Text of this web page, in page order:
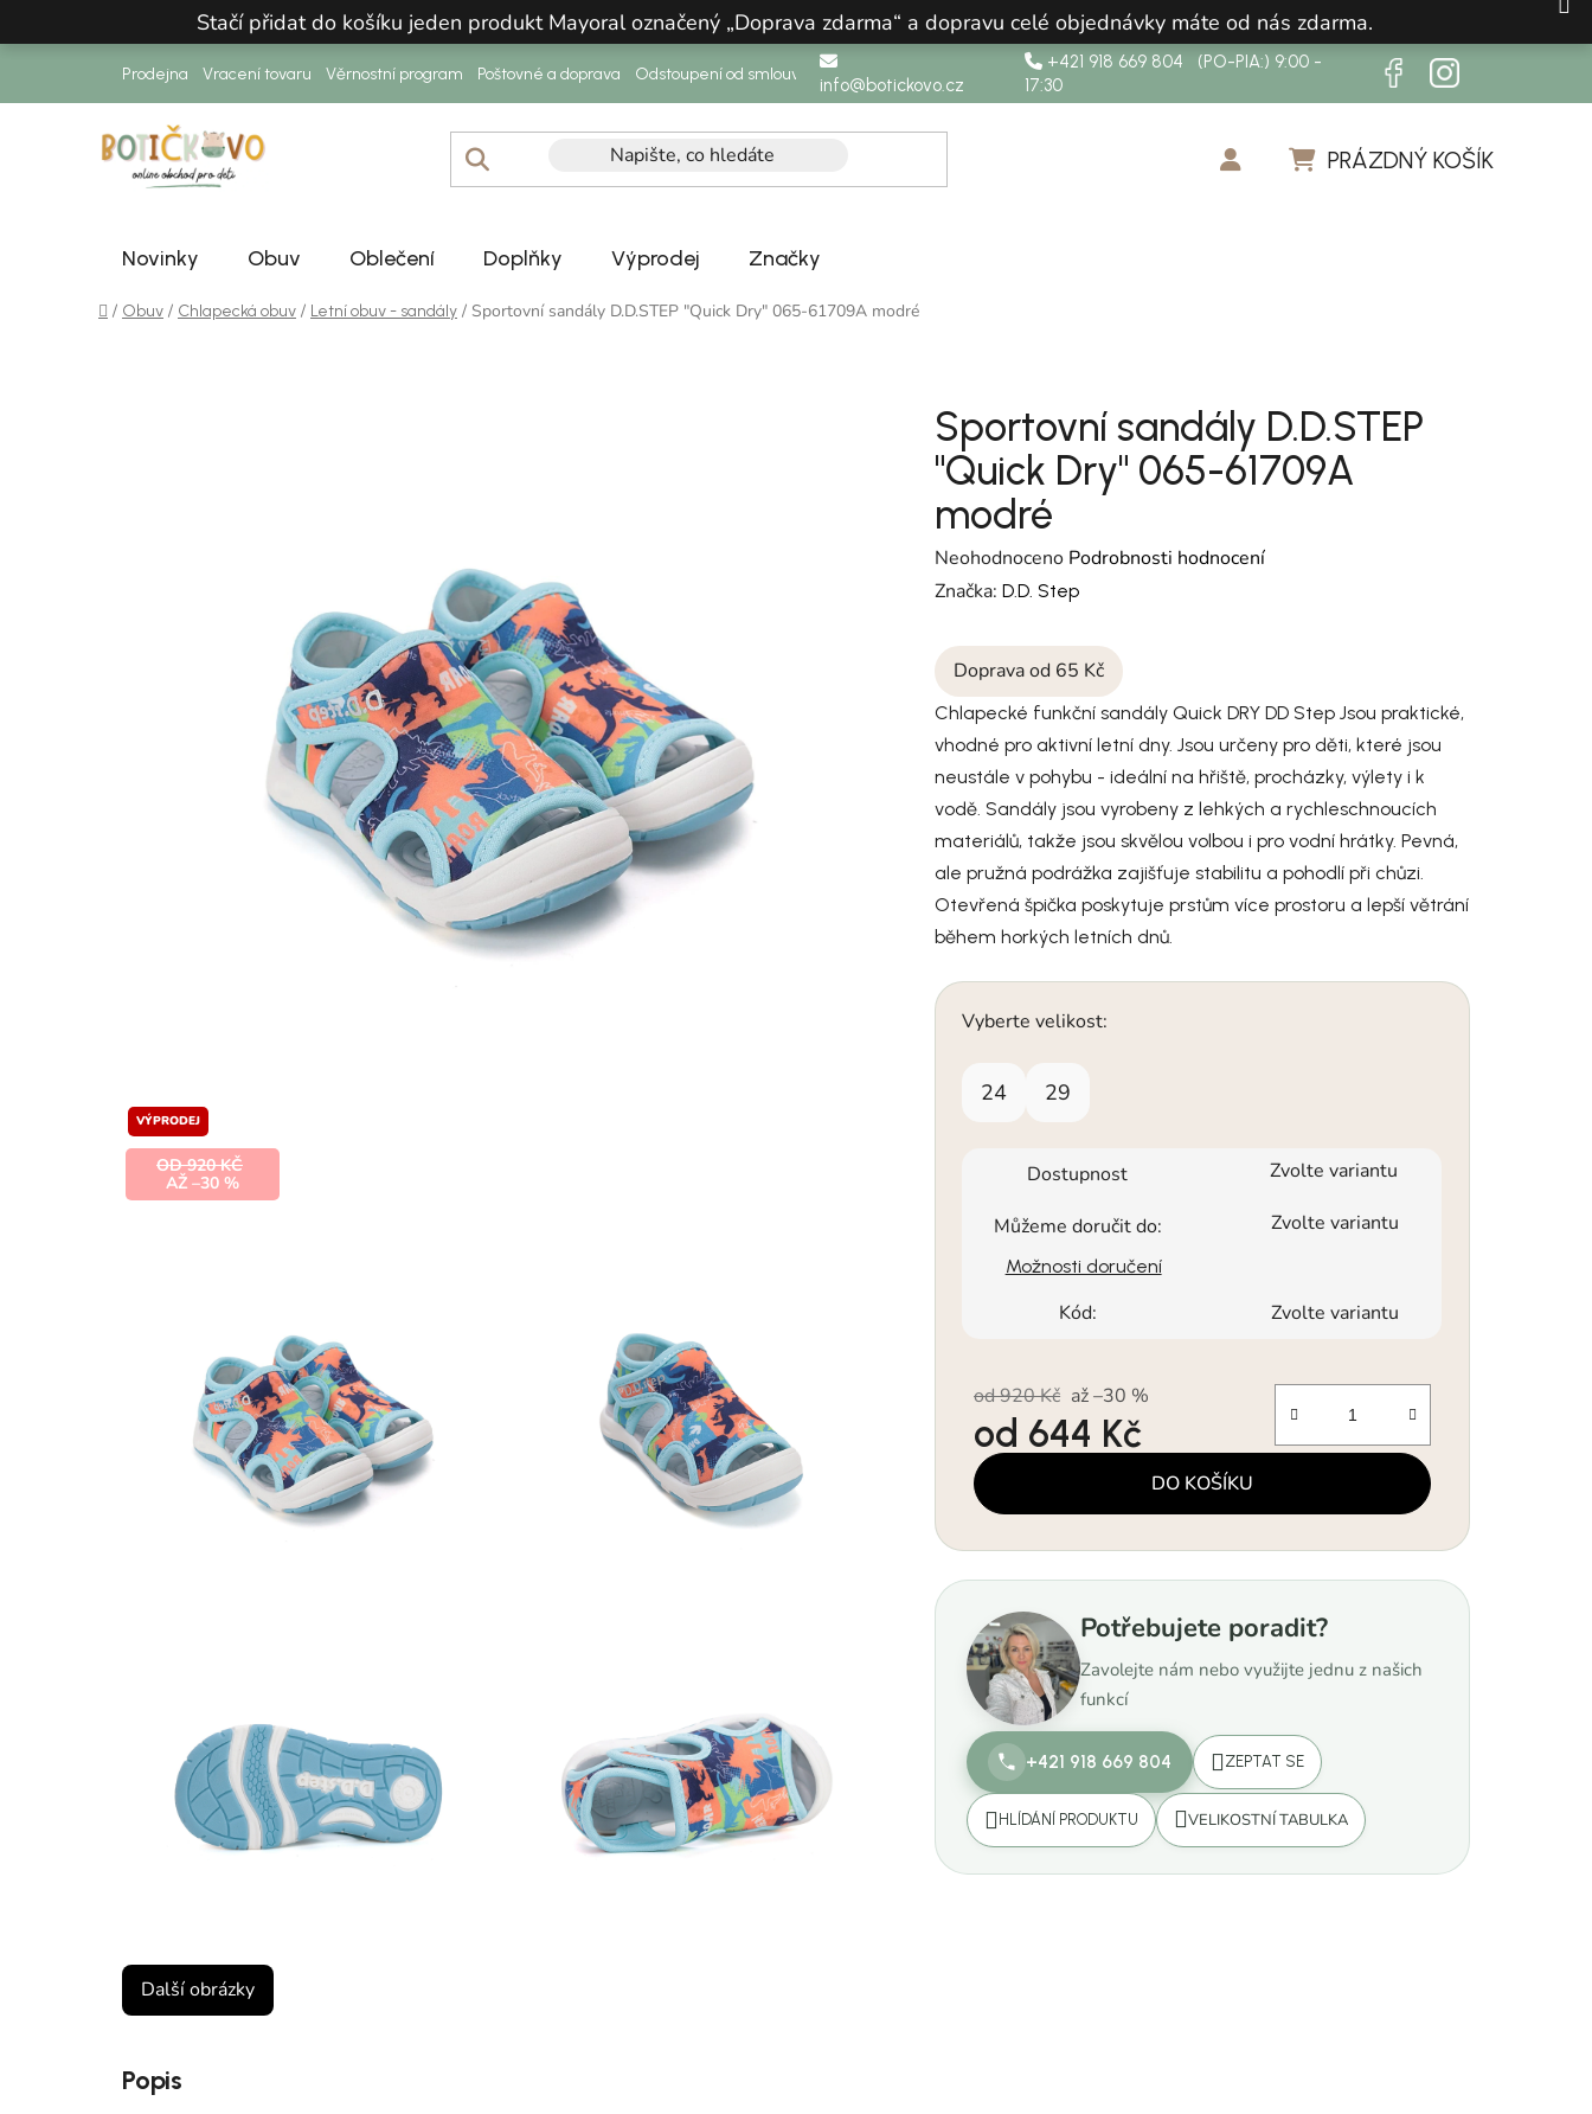
Stačí přidat do košíku jeden produkt Mayoral označený „Doprava zdarma“ a dopravu celé objednávky máte od nás zdarma.
Prodejna Vracení tovaru Věrnostní program Poštovné a doprava Odstoupení od smlouvy info@botickovo.cz
+421 918 669 804 (PO-PIA:) 9:00 -
17:30
PRÁZDNÝ KOŠÍK
Novinky Obuv Oblečení Doplňky Výprodej Značky
Domů
/ Obuv / Chlapecká obuv / Letní obuv - sandály / Sportovní sandály D.D.STEP "Quick Dry" 065-61709A modré
Sportovní sandály D.D.STEP
"Quick Dry" 065-61709A
modré
Průměrné hodnocení produktu je 0,0 z 5 hvězdiček.
Neohodnoceno Podrobnosti hodnocení
Značka:D.D. Step
Doprava od 65 Kč
Chlapecké funkční sandály Quick DRY DD Step Jsou praktické,
vhodné pro aktivní letní dny. Jsou určeny pro děti, které jsou
neustále v pohybu - ideální na hřiště, procházky, výlety i k
vodě. Sandály jsou vyrobeny z lehkých a rychleschnoucích
materiálů, takže jsou skvělou volbou i pro vodní hrátky. Pevná,
ale pružná podrážka zajišťuje stabilitu a pohodlí při chůzi.
Otevřená špička poskytuje prstům více prostoru a lepší větrání
během horkých letních dnů.
Vyberte velikost:
24 29
Dostupnost Zvolte variantu
Můžeme doručit do: Zvolte variantu
Možnosti doručení
Kód: Zvolte variantu
od 920 Kč až –30 %
od 644 Kč
Měrná cena: DO KOŠÍKU
Potřebujete poradit?
Zavolejte nám nebo využijte jednu z našich
funkcí
+421 918 669 804 ZEPTAT SE
HLÍDÁNÍ PRODUKTU VELIKOSTNÍ TABULKA
VÝPRODEJ
OD 920 KČ
AŽ –30 %
Další obrázky
Popis